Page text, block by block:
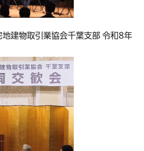
建物取引業協会千葉支部 令和8年